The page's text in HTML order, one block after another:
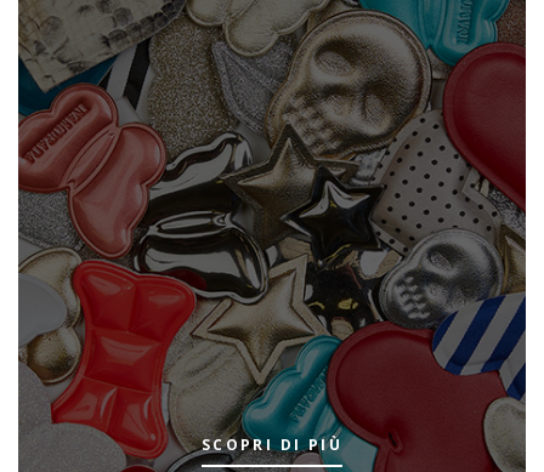
SCOPRI DI PIÙ